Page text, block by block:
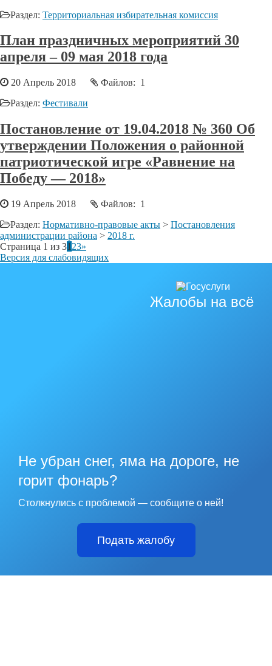
Раздел: Территориальная избирательная комиссия
План праздничных мероприятий 30
апреля – 09 мая 2018 года
20 Апрель 2018
Файлов: 1
Раздел: Фестивали
Постановление от 19.04.2018 № 360 Об
утверждении Положения о районной
патриотической игре «Равнение на
Победу — 2018»
19 Апрель 2018
Файлов: 1
Раздел: Нормативно-правовые акты > Постановления
администрации района > 2018 г.
Страница 1 из 31 23»
Версия для слабовидящих
Жалобы на всё
Не убран снег, яма на дороге, не
горит фонарь?
Столкнулись с проблемой — сообщите о ней!
Подать жалобу